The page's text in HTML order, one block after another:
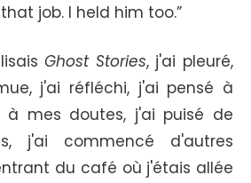
job. I held him too.”
Ghost Stories, j'ai pleuré,
j'ai réfléchi, j'ai pensé à
mes doutes, j'ai puisé de
j'ai commencé d'autres
du café où j'étais allée